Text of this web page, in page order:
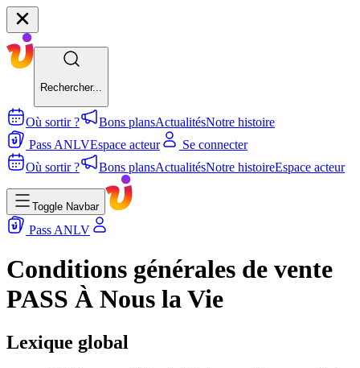
Rechercher...
Où sortir ? Bons plansActualitésNotre histoire
Pass ANLVEspace acteur
Se connecter
Où sortir ?
Bons plansActualitésNotre histoireEspace acteur
Toggle Navbar
Pass ANLV
Conditions générales de vente
PASS À Nous la Vie
Lexique global